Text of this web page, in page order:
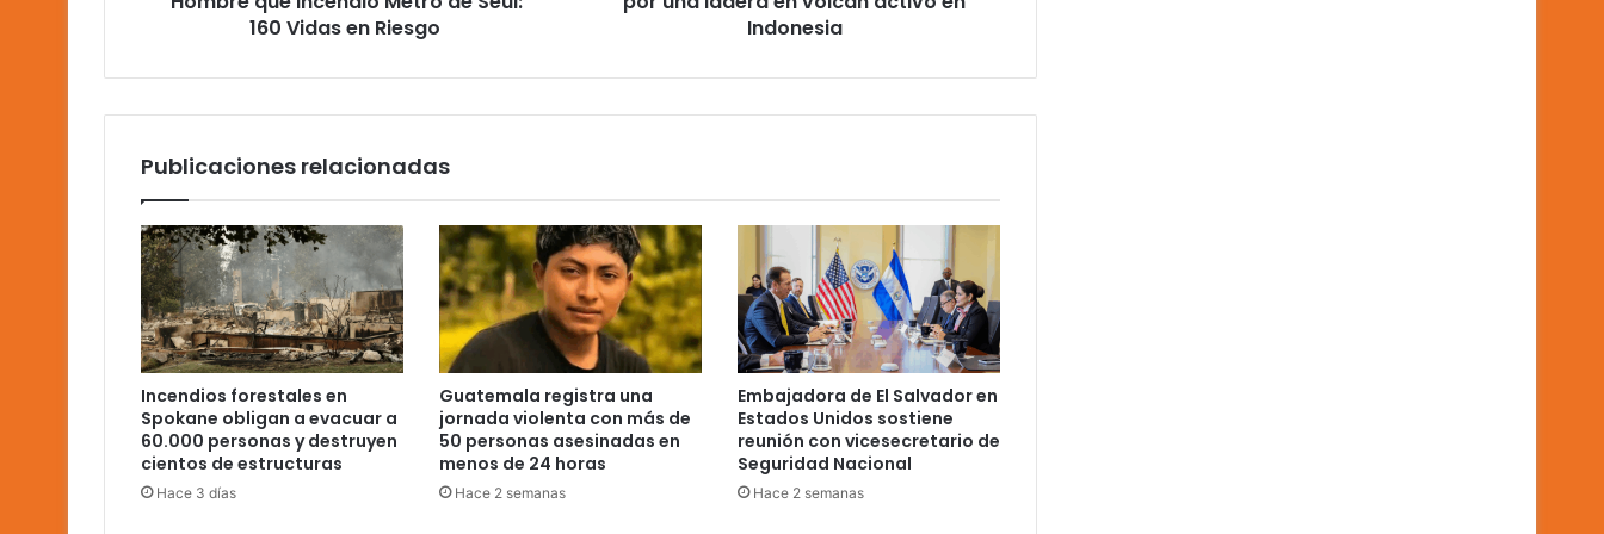
Vidas
160 Vidas en Riesgo
Indonesia
Publicaciones relacionadas
Incendios forestales en
Spokane obligan a evacuar a
60.000 personas y destruyen
cientos de estructuras
Hace 3 días
Guatemala registra una
jornada violenta con más de
50 personas asesinadas en
menos de 24 horas
Hace 2 semanas
Embajadora de El Salvador en
Estados Unidos sostiene
reunión con vicesecretario de
Seguridad Nacional
Hace 2 semanas